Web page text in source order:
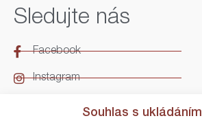
Souhlas s ukládáním
Sledujte nás
Facebook
Instagram